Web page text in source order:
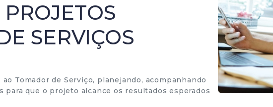
SERVIÇOS
Tomador de Serviço, planejando, acompanhando
que o projeto alcance os resultados esperados